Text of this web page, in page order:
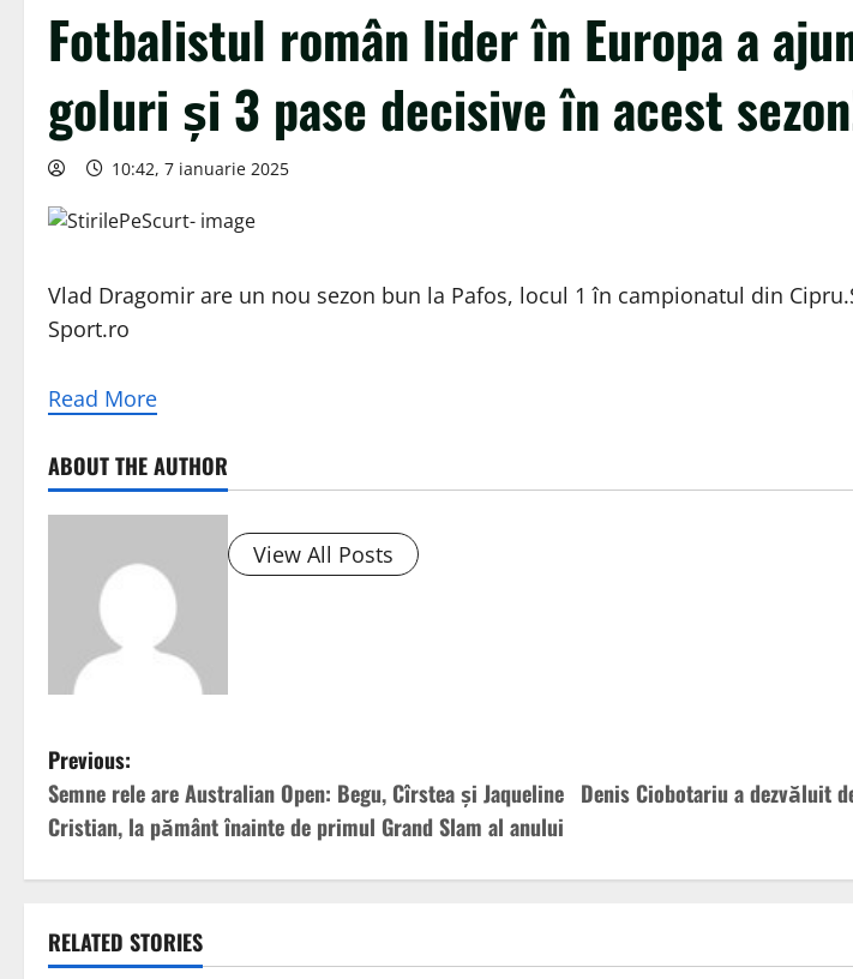
Fotbalistul român lider în Europa a
goluri și 3 pase decisive în acest
10:42, 7 ianuarie 2025
Vlad Dragomir are un nou sezon bun la Pafos, locul 1 în campionatul din
Sport.ro
Read More
ABOUT THE AUTHOR
View All Posts
P
o
s
n
Previous:
Semne rele are Australian Open: Begu, Cîrstea și Jaqueline
Cristian, la pământ înainte de primul Grand Slam al anului
Denis Ciobotariu a dezvăluit
RELATED STORIES